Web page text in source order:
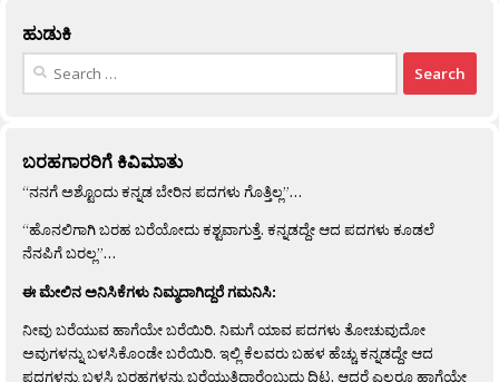
ಹುಡುಕಿ
Search
ಬರಹಗಾರರಿಗೆ ಕಿವಿಮಾತು
“ನನಗೆ ಅಶ್ಟೊಂದು ಕನ್ನಡ ಬೇರಿನ ಪದಗಳು ಗೊತ್ತಿಲ್ಲ”…
“ಹೊನಲಿಗಾಗಿ ಬರಹ ಬರೆಯೋದು ಕಶ್ಟವಾಗುತ್ತೆ. ಕನ್ನಡದ್ದೇ ಆದ ಪದಗಳು ಕೂಡಲೆ
ನೆನಪಿಗೆ ಬರಲ್ಲ”…
ಈ ಮೇಲಿನ ಅನಿಸಿಕೆಗಳು ನಿಮ್ಮದಾಗಿದ್ದರೆ ಗಮನಿಸಿ:
ನೀವು ಬರೆಯುವ ಹಾಗೆಯೇ ಬರೆಯಿರಿ. ನಿಮಗೆ ಯಾವ ಪದಗಳು ತೋಚುವುದೋ
ಅವುಗಳನ್ನು ಬಳಸಿಕೊಂಡೇ ಬರೆಯಿರಿ. ಇಲ್ಲಿ ಕೆಲವರು ಬಹಳ ಹೆಚ್ಚು ಕನ್ನಡದ್ದೇ ಆದ
ಪದಗಳನ್ನು ಬಳಸಿ ಬರಹಗಳನ್ನು ಬರೆಯುತ್ತಿದ್ದಾರೆಂಬುದು ದಿಟ. ಆದರೆ ಎಲ್ಲರೂ ಹಾಗೆಯೇ